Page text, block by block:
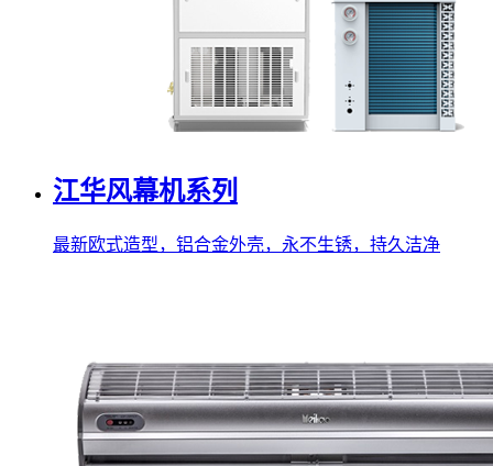
江华风幕机系列
最新欧式造型，铝合金外壳，永不生锈，持久洁净